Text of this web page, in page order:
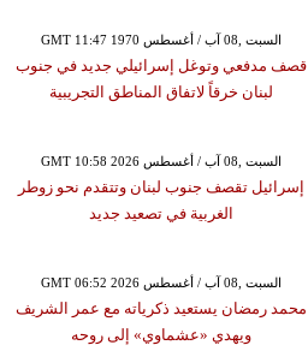
GMT 11:47 1970 السبت ,08 آب / أغسطس
قصف مدفعي وتوغل إسرائيلي جديد في جنوب
لبنان خرقاً لاتفاق المناطق التجريبية
GMT 10:58 2026 السبت ,08 آب / أغسطس
إسرائيل تقصف جنوب لبنان وتتقدم نحو زوطر
الغربية في تصعيد جديد
GMT 06:52 2026 السبت ,08 آب / أغسطس
محمد رمضان يستعيد ذكرياته مع عمر الشريف
ويهدي «عشماوي» إلى روحه